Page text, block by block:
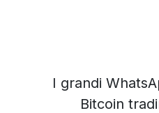
I grandi
Bitcoin